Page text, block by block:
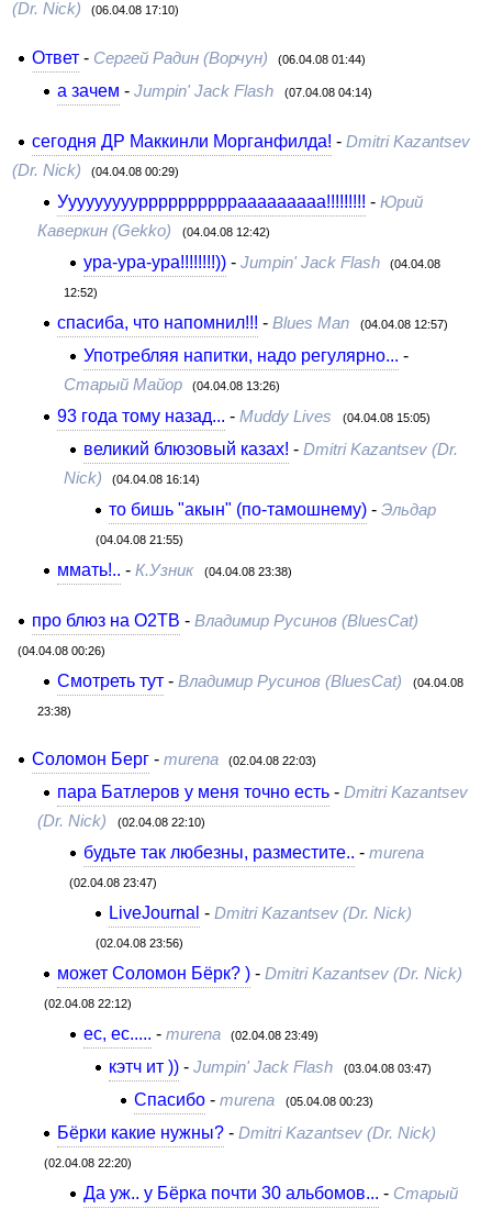
(Dr. Nick)
(06.04.08 17:10)
Ответ- Сергей Радин (Ворчун) (06.04.08 01:44)
а зачем -Jumpin' Jack Flash (07.04.08 04:14)
сегодня ДР Маккинли Морганфилда! - Dmitri Kazantsev
(Dr. Nick)
(04.04.08 00:29)
Уууууууууррррррррррааааааааа!!!!!!!!! -Юрий
Каверкин (Gekko)
(04.04.08 12:42)
ура-ура-ура!!!!!!!!))- Jumpin' Jack Flash (04.04.08
12:52)
спасиба, что напомнил!!! -Blues Man (04.04.08 12:57)
Употребляя напитки, надо регулярно... -
Старый Майор (04.04.08 13:26)
93 года тому назад... -Muddy Lives (04.04.08 15:05)
великий блюзовый казах! - Dmitri Kazantsev (Dr.
Nick)
(04.04.08 16:14)
то бишь "акын" (по-тамошнему)- Эльдар
(04.04.08 21:55)
ммать!.. -К.Узник (04.04.08 23:38)
про блюз на О2ТВ - Владимир Русинов (BluesCat)
(04.04.08 00:26)
Смотреть тут -Владимир Русинов (BluesCat) (04.04.08
23:38)
Соломон Берг- murena (02.04.08 22:03)
пара Батлеров у меня точно есть -Dmitri Kazantsev
(Dr. Nick)
(02.04.08 22:10)
будьте так любезны, разместите.. - murena
(02.04.08 23:47)
LiveJournal - Dmitri Kazantsev (Dr. Nick)
(02.04.08 23:56)
может Соломон Бёрк? ) -Dmitri Kazantsev (Dr. Nick)
(02.04.08 22:12)
ес, ес..... - murena (02.04.08 23:49)
кэтч ит ))- Jumpin' Jack Flash (03.04.08 03:47)
Спасибо -murena (05.04.08 00:23)
Бёрки какие нужны? -Dmitri Kazantsev (Dr. Nick)
(02.04.08 22:20)
Да уж.. у Бёрка почти 30 альбомов... - Старый